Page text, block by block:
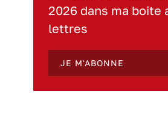
2026 dans ma boite
lettres
JE M'ABONNE